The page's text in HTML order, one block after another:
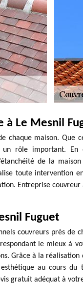
à Le Mesnil
chaque maison. Que
rôle important.
de la
toute intervention
Entreprise
Fuguet
couvreurs près de
le mieux à
Grâce à la
au cours du
gratuit adéquat à